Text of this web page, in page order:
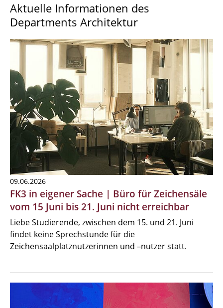
Aktuelle Informationen des
Departments Architektur
09.06.2026
FK3 in eigener Sache | Büro für Zeichensäle
vom 15 Juni bis 21. Juni nicht erreichbar
Liebe Studierende, zwischen dem 15. und 21. Juni
findet keine Sprechstunde für die
Zeichensaalplatznutzerinnen und –nutzer statt.